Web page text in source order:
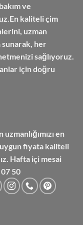
ve
kaliteli çim
uzman
sunarak, her
sağlıyoruz.
için doğru
en
fiyata kaliteli
Hafta içi mesai
50